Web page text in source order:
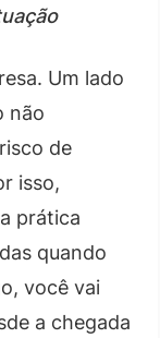
Um lado
não
de
isso,
prática
quando
você vai
a chegada